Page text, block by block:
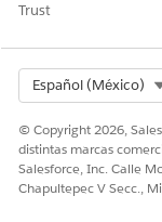
Trust
Español (México)
© Copyright 2026,
distintas marcas
Salesforce, Inc. Calle
Chapultepec V Secc.,